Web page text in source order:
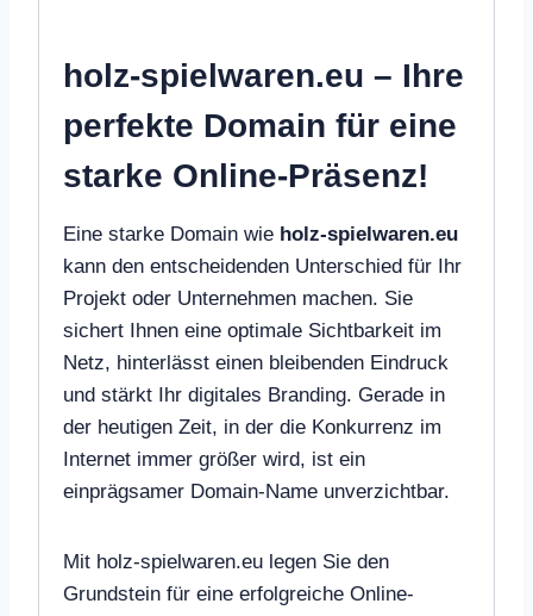
holz-spielwaren.eu – Ihre
perfekte Domain für eine
starke Online-Präsenz!
Eine starke Domain wie holz-spielwaren.eu
kann den entscheidenden Unterschied für Ihr
Projekt oder Unternehmen machen. Sie
sichert Ihnen eine optimale Sichtbarkeit im
Netz, hinterlässt einen bleibenden Eindruck
und stärkt Ihr digitales Branding. Gerade in
der heutigen Zeit, in der die Konkurrenz im
Internet immer größer wird, ist ein
einprägsamer Domain-Name unverzichtbar.
Mit holz-spielwaren.eu legen Sie den
Grundstein für eine erfolgreiche Online-